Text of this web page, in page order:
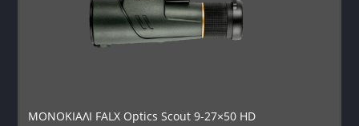
ΜΟΝΟΚΙΑΛΙ FALX Optics Scout 9-27×50 HD